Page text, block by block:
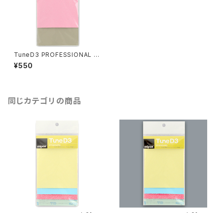
TuneD3 PROFESSIONAL お
試しキット【2枚入り】
¥550
同じカテゴリの商品